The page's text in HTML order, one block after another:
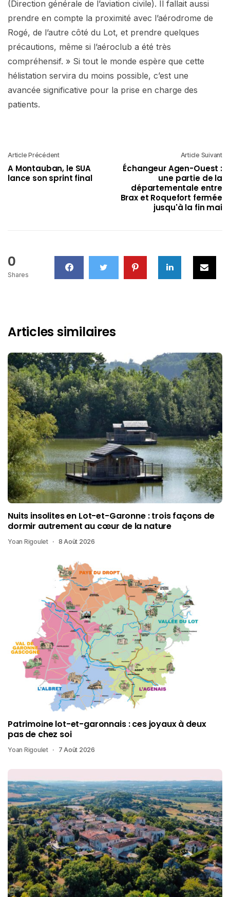
(Direction générale de l’aviation civile). Il fallait aussi
prendre en compte la proximité avec l’aérodrome de
Rogé, de l’autre côté du Lot, et prendre quelques
précautions, même si l’aéroclub a été très
compréhensif. » Si tout le monde espère que cette
hélistation servira du moins possible, c’est une
avancée significative pour la prise en charge des
patients.
Article Précédent
A Montauban, le SUA
lance son sprint final
Article Suivant
Échangeur Agen-Ouest :
une partie de la
départementale entre
Brax et Roquefort fermée
jusqu'à la fin mai
0
Shares
Articles similaires
Nuits insolites en Lot-et-Garonne : trois façons de
dormir autrement au cœur de la nature
Yoan Rigoulet 8 Août 2026
Patrimoine lot-et-garonnais : ces joyaux à deux
pas de chez soi
Yoan Rigoulet 7 Août 2026